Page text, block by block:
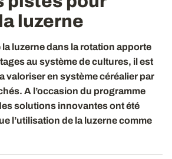
luzerne
luzerne dans la rotation apporte
au système de cultures, il est
valoriser en système céréalier par
A l’occasion du programme
solutions innovantes ont été
l’utilisation de la luzerne comme